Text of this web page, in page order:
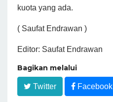
kuota yang ada.
( Saufat Endrawan )
Editor: Saufat Endrawan
Bagikan melalui
Twitter Facebook